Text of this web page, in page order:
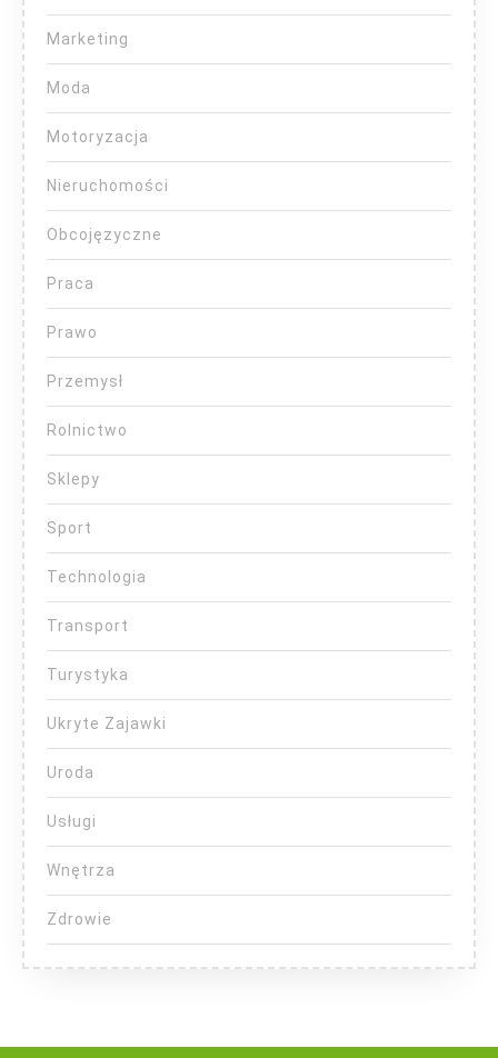
Marketing
Moda
Motoryzacja
Nieruchomości
Obcojęzyczne
Praca
Prawo
Przemysł
Rolnictwo
Sklepy
Sport
Technologia
Transport
Turystyka
Ukryte Zajawki
Uroda
Usługi
Wnętrza
Zdrowie